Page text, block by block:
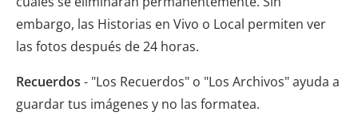
embargo, las Historias en Vivo o Local permiten ver
las fotos después de 24 horas.
Recuerdos - "Los Recuerdos" o "Los Archivos" ayuda a
guardar tus imágenes y no las formatea.